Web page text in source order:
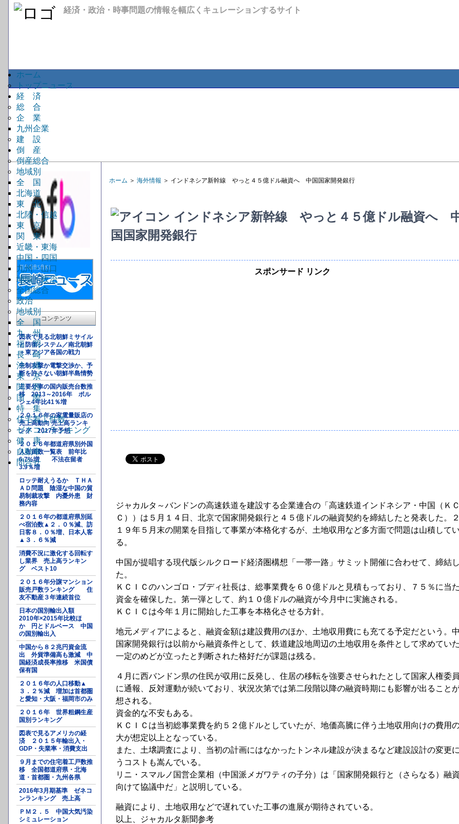
経済・政治・時事問題の情報を幅広くキュレーションするサイト
ホーム
トップニュース
経 済
総 合
企 業
九州企業
建 設
倒 産
倒産総合
地域別
全 国
北海道
東 北
北陸・信越
東 京
関 東
近畿・東海
中国・四国
九州・山口
地域・政治
全国総合
政治
地域別
全 国
九 州
福 岡
長 崎
沖 縄
東 京
関 西
国 際
特 集
住宅着工件数
ゼネコンランキング
健 康
自動車
問合せ
コンテンツ
図表で見る北朝鮮ミサイル
と防衛システム／南北朝鮮
＋東アジア各国の戦力
先制攻撃か電撃交渉か、予
断を許さない朝鮮半島情勢
主要外車の国内販売台数推
移 2013～2016年 ポル
シェ4年比41％増
２０１６年の家電量販店の
売上高動向 売上高ランキ
ング 2017年予想
２０１６年都道府県別外国
人在留数一覧表 前年比
6.7%増 不法在留者
3.9％増
ロッテ耐えうるか ＴＨＡ
ＡＤ問題 陰湿な中国の貿
易制裁攻撃 内憂外患 財
務内容
２０１６年の都道府県別延
べ宿泊数▲２．０％減、訪
日客８．０％増、日本人客
▲３．６％減
消費不況に激化する回転す
し業界 売上高ランキン
グ ベスト10
２０１６年分譲マンション
販売戸数ランキング 住
友不動産３年連続首位
日本の国別輸出入額
2010年×2015年比較ほ
か 円とドルベース 中国
の国別輸出入
中国から８２兆円資金流
出 外貨準備高も激減 中
国経済成長率推移 米国債
保有国
２０１６年の人口移動▲
３．２％減 増加は首都圏
と愛知・大阪・福岡市のみ
２０１６年 世界粗鋼生産
国別ランキング
図表で見るアメリカの経
済 ２０１５年輸出入・
GDP・失業率・消費支出
９月までの住宅着工戸数推
移 全国都道府県・北海
道・首都圏・九州各県
2016年3月期基準 ゼネコ
ンランキング 売上高
ＰＭ２．５ 中国大気汚染
シミュレーション
ホーム ＞ 海外情報 ＞ インドネシア新幹線 やっと４５億ドル融資へ 中国国家開発銀行
インドネシア新幹線 やっと４５億ドル融資へ
国国家開発銀行
スポンサード リンク
ジャカルタ～バンドンの高速鉄道を建設する企業連合の「高速鉄道インドネシア・中国（Ｋ
Ｃ））は５月１４日、北京で国家開発銀行と４５億ドルの融資契約を締結したと発表した。
１９年５月末の開業を目指して事業が本格化するが、土地収用など多方面で問題は山積して
る。
中国が提唱する現代版シルクロード経済圏構想「一帯一路」サミット開催に合わせて、締結
た。
ＫＣＩＣのハンゴロ・ブディ社長は、総事業費を６０億ドルと見積もっており、７５％に当
資金を確保した。第一弾として、約１０億ドルの融資が今月中に実施される。
ＫＣＩＣは今年１月に開始した工事を本格化させる方針。
地元メディアによると、融資金額は建設費用のほか、土地収用費にも充てる予定だという。
国家開発銀行は以前から融資条件として、鉄道建設地周辺の土地収用を条件として求めてい
一定のめどが立ったと判断された格好だが課題は残る。
４月に西バンドン県の住民が収用に反発し、住居の移転を強要させられたとして国家人権委
に通報、反対運動が続いており、状況次第では第二段階以降の融資時期にも影響が出ること
想される。
資金的な不安もある。
ＫＣＩＣは当初総事業費を約５２億ドルとしていたが、地価高騰に伴う土地収用向けの費用
大が想定以上となっている。
また、土壌調査により、当初の計画にはなかったトンネル建設が決まるなど建設設計の変更
うコストも嵩んでいる。
リニ・スマルノ国営企業相（中国派メガワティの子分）は「国家開発銀行と（さらなる）融
向けて協議中だ」と説明している。
融資により、土地収用などで遅れていた工事の進展が期待されている。
以上、ジャカルタ新聞参考